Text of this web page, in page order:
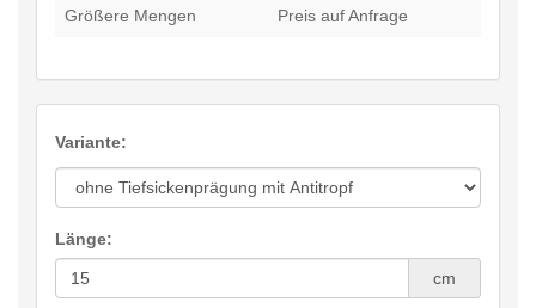
Größere Mengen Preis auf Anfrage
Variante:
Länge:
cm